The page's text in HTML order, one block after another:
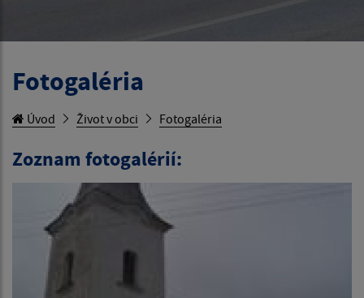
Fotogaléria
Úvod Život v obci Fotogaléria
Zoznam fotogalérií: